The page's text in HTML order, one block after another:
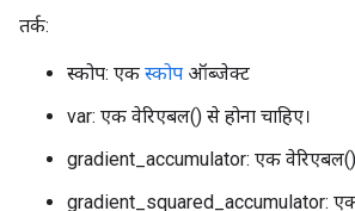
तर्क:
स्कोप: एक स्कोप ऑब्जेक्ट
var: एक वेरिएबल() से होना चाहिए।
gradient_accumulator: एक वेरिएबल()
gradient_squared_accumulator: